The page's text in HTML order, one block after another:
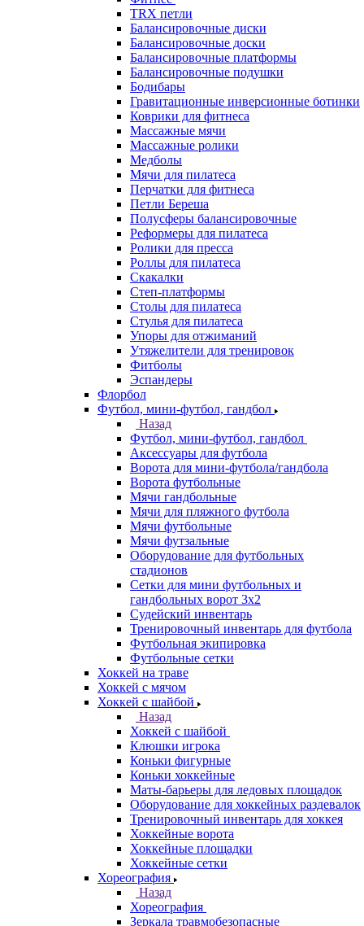
TRX петли
Балансировочные диски
Балансировочные доски
Балансировочные платформы
Балансировочные подушки
Бодибары
Гравитационные инверсионные ботинки
Коврики для фитнеса
Массажные мячи
Массажные ролики
Медболы
Мячи для пилатеса
Перчатки для фитнеса
Петли Береша
Полусферы балансировочные
Реформеры для пилатеса
Ролики для пресса
Роллы для пилатеса
Скакалки
Степ-платформы
Столы для пилатеса
Стулья для пилатеса
Упоры для отжиманий
Утяжелители для тренировок
Фитболы
Эспандеры
Флорбол
Футбол, мини-футбол, гандбол
Назад
Футбол, мини-футбол, гандбол
Аксессуары для футбола
Ворота для мини-футбола/гандбола
Ворота футбольные
Мячи гандбольные
Мячи для пляжного футбола
Мячи футбольные
Мячи футзальные
Оборудование для футбольных
стадионов
Сетки для мини футбольных и
гандбольных ворот 3х2
Судейский инвентарь
Тренировочный инвентарь для футбола
Футбольная экипировка
Футбольные сетки
Хоккей на траве
Хоккей с мячом
Хоккей с шайбой
Назад
Хоккей с шайбой
Клюшки игрока
Коньки фигурные
Коньки хоккейные
Маты-барьеры для ледовых площадок
Оборудование для хоккейных раздевалок
Тренировочный инвентарь для хоккея
Хоккейные ворота
Хоккейные площадки
Хоккейные сетки
Хореография
Назад
Хореография
Зеркала травмобезопасные